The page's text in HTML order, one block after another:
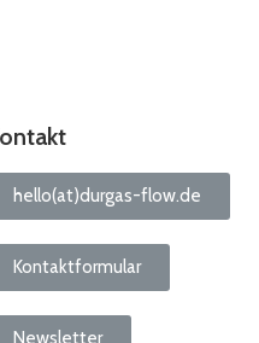
hello(at)durgas-flow.de
Kontaktformular
Newsletter